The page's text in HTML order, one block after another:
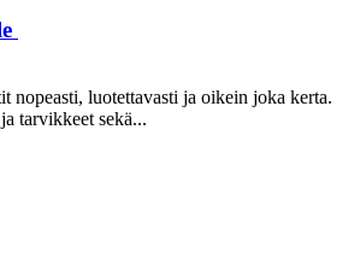
nopeasti, luotettavasti ja oikein joka kerta.
tarvikkeet sekä...